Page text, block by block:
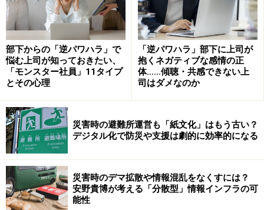
に触れましたが、「A（Arts）」の要素も非常に大切で
す。「A」は芸術やリベラルアーツと訳されることが多
いですが、もともとSTEMだったところに、科学や数学
に加えて、心理学、経済学、社会学、政治学といった人
文社会科学もまた教育上不可欠であるとの認識が反映さ
れ、Aが加えられたのです。
STEAM教育の本質は、文理を統合した地平にあります。
Aは、「世界を見る新しい視点・価値観を提示する力」
ですし、「ストーリーによって共感を生み出す力」とも
いえます。理系的なアプローチだけでは成し遂げられな
い課題解決力、テクノロジーを社会に受け入れられる形
で実装するうえで欠かせない力です。
部下からの「逆パワハラ」で
悩む上司が知っておきたい、
「モンスター社員」11タイプ
とその心理
「逆パワハラ」部下に上司が
抱くネガティブな感情の正
体……傾聴・共感できない上
司はダメなのか
災害時の避難所運営も「紙文化」はもう古い？
デジタル化で防災や支援は劇的に効率的になる
災害時のデマ拡散や情報混乱をなくすには？
安野貴博が考える「分散型」情報インフラの可
能性